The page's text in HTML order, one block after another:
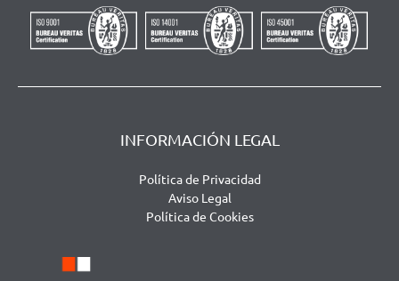
INFORMACIÓN LEGAL
Política de Privacidad
Aviso Legal
Política de Cookies